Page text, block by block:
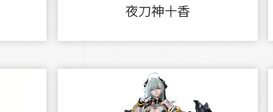
夜刀神十香